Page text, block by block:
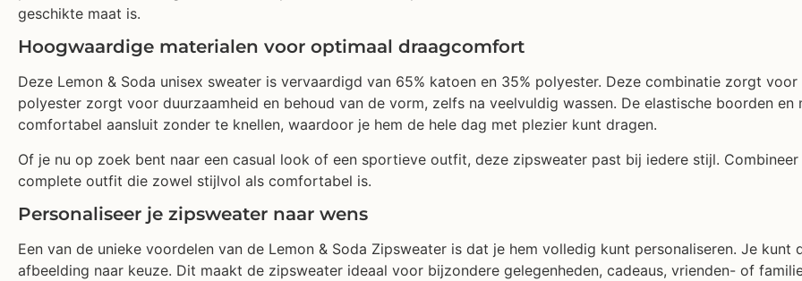
geschikte maat is.
Hoogwaardige materialen voor optimaal draagcomfort
Deze Lemon & Soda unisex sweater is vervaardigd van 65% katoen en 35% polyester. Deze combinatie zorgt
polyester zorgt voor duurzaamheid en behoud van de vorm, zelfs na veelvuldig wassen. De elastische boorden
comfortabel aansluit zonder te knellen, waardoor je hem de hele dag met plezier kunt dragen.
Of je nu op zoek bent naar een casual look of een sportieve outfit, deze zipsweater past bij iedere stijl.
complete outfit die zowel stijlvol als comfortabel is.
Personaliseer je zipsweater naar wens
Een van de unieke voordelen van de Lemon & Soda Zipsweater is dat je hem volledig kunt personaliseren. Je
afbeelding naar keuze. Dit maakt de zipsweater ideaal voor bijzondere gelegenheden, cadeaus, vrienden- of